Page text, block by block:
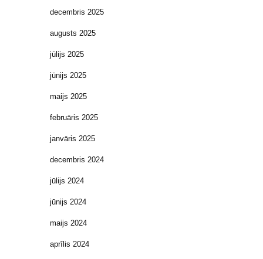
decembris 2025
augusts 2025
jūlijs 2025
jūnijs 2025
maijs 2025
februāris 2025
janvāris 2025
decembris 2024
jūlijs 2024
jūnijs 2024
maijs 2024
aprīlis 2024